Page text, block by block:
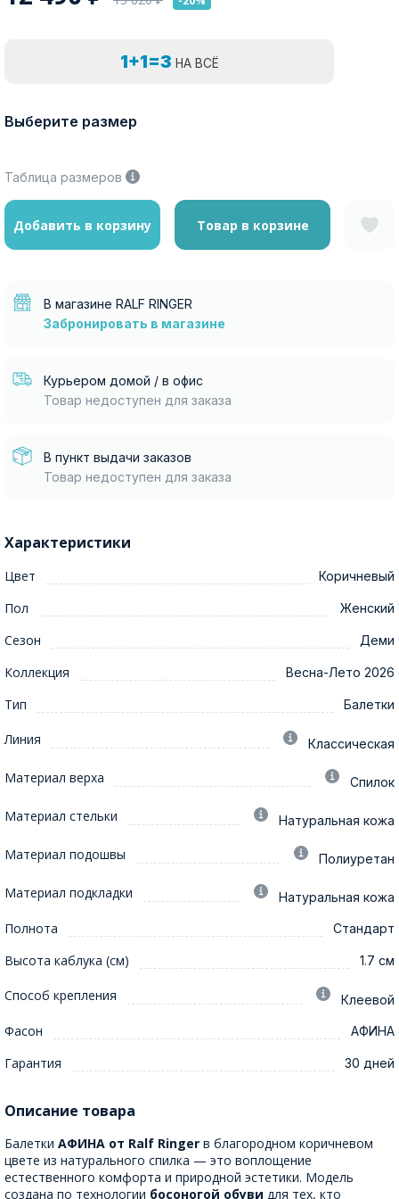
1+1=3 НА ВСЁ
Выберите размер
Таблица размеров
Добавить в корзину Товар в корзине
В магазине RALF RINGER
Забронировать в магазине
Курьером домой / в офис
Товар недоступен для заказа
В пункт выдачи заказов
Товар недоступен для заказа
Характеристики
Цвет Коричневый
Пол Женский
Сезон Деми
Коллекция Весна-Лето 2026
Тип Балетки
Линия Классическая
Материал верха Спилок
Материал стельки Натуральная кожа
Материал подошвы Полиуретан
Материал подкладки Натуральная кожа
Полнота Стандарт
Высота каблука (см) 1.7 см
Способ крепления Клеевой
Фасон АФИНА
Гарантия 30 дней
Описание товара
Балетки АФИНА от Ralf Ringer в благородном коричневом
цвете из натурального спилка — это воплощение
естественного комфорта и природной эстетики. Модель
создана по технологии босоногой обуви для тех, кто